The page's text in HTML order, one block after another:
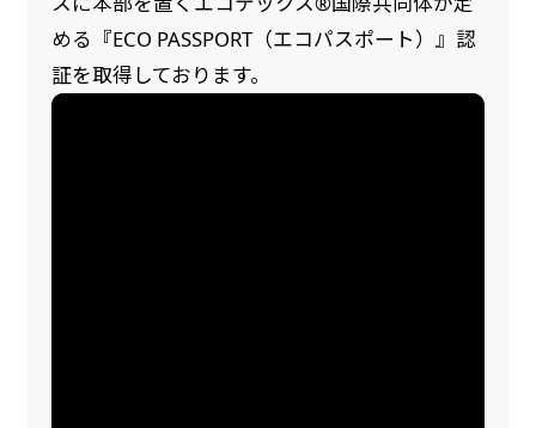
める『ECO PASSPORT（エコパスポート）』認
証を取得しております。